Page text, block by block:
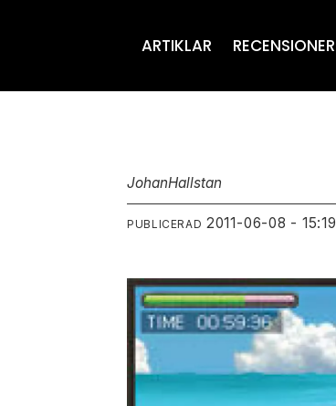
ARTIKLAR RECENSIONER
JohanHallstan
PUBLICERAD 2011-06-08 - 15:19